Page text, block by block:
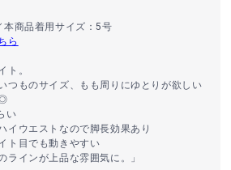
商品着用サイズ：5号
ら
ト。
つものサイズ、もも周りにゆとりが欲しい
い
イウエストなので脚長効果あり
ト目でも動きやすい
ラインが上品な雰囲気に。」